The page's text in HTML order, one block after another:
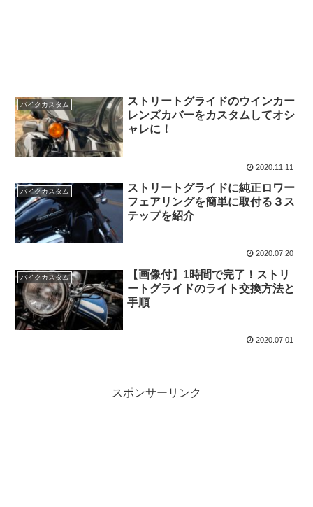
バイクカスタム
ストリートグライドのウインカー
レンズカバーをカスタムしてオシ
ャレに！
2020.11.11
バイクカスタム
ストリートグライドに純正ロワー
フェアリングを簡単に取付る３ス
テップを紹介
2020.07.20
バイクカスタム
【画像付】1時間で完了！ストリ
ートグライドのライト交換方法と
手順
2020.07.01
スポンサーリンク